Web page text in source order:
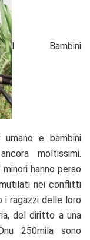
I Bambini
e bambini
moltissimi.
hanno perso
nei conflitti
i ragazzi delle loro
del diritto a una
250mila sono